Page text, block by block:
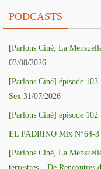
PODCASTS
[Parlons Ciné, La
03/08/2026
[Parlons Ciné] épisode
Sex 31/07/2026
[Parlons Ciné] épisode
EL PADRINO Mix N°64-
[Parlons Ciné, La